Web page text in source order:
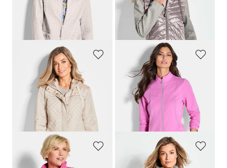
30-Tage-Bestpreis**: 99,95 €
+ 2
30-Tage-Bestpreis**: 119,95 €
GOLDNER
Steppjacke mit Kapuze
169,95 €
30-Tage-Bestpreis**: 129,95 €
JOY
Sweatjacke mit Stehkragen
34,95 €69,95 €
30-Tage-Bestpreis**: 39,95 € (-12%)